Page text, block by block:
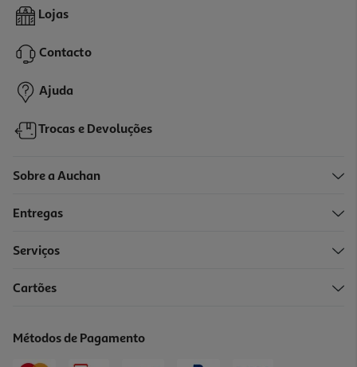
Termo Para Líquidos Actuel 0.5l
7,99 €
Lojas
Contacto
Ajuda
Trocas e Devoluções
Sobre a Auchan
Entregas
Serviços
Cartões
Métodos de Pagamento